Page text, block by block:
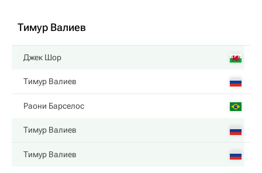
Тимур Валиев
Джек Шор
Тимур Валиев
Раони Барселос
Тимур Валиев
Тимур Валиев